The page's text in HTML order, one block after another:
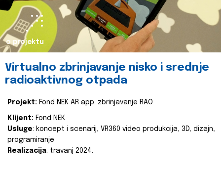
o projektu
Virtualno zbrinjavanje nisko i srednje
radioaktivnog otpada
Projekt: Fond NEK AR app. zbrinjavanje RAO
Klijent: Fond NEK
Usluge: koncept i scenarij, VR360 video produkcija, 3D, dizajn,
programiranje
Realizacija: travanj 2024.